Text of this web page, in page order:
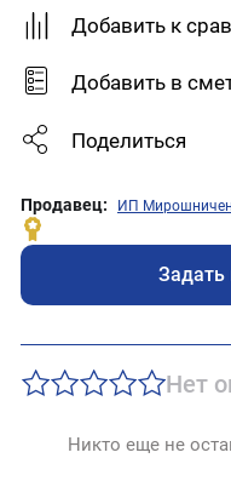
Добавить к
Добавить в
Поделиться
Продавец: ИП
Задать
Нет
Никто еще не